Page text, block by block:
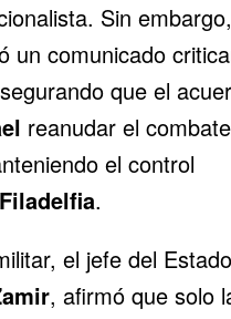
Sin embargo,
un comunicado
que el
reanudar el
el control
.
el jefe del Estado
, afirmó que solo